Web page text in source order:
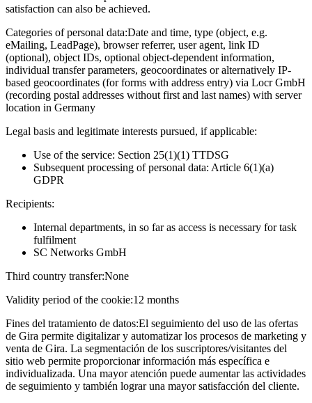
satisfaction can also be achieved.
Categories of personal data:Date and time, type (object, e.g.
eMailing, LeadPage), browser referrer, user agent, link ID
(optional), object IDs, optional object-dependent information,
individual transfer parameters, geocoordinates or alternatively IP-
based geocoordinates (for forms with address entry) via Locr GmbH
(recording postal addresses without first and last names) with server
location in Germany
Legal basis and legitimate interests pursued, if applicable:
Use of the service: Section 25(1)(1) TTDSG
Subsequent processing of personal data: Article 6(1)(a)
GDPR
Recipients:
Internal departments, in so far as access is necessary for task
fulfilment
SC Networks GmbH
Third country transfer:None
Validity period of the cookie:12 months
Fines del tratamiento de datos:El seguimiento del uso de las ofertas
de Gira permite digitalizar y automatizar los procesos de marketing y
venta de Gira. La segmentación de los suscriptores/visitantes del
sitio web permite proporcionar información más específica e
individualizada. Una mayor atención puede aumentar las actividades
de seguimiento y también lograr una mayor satisfacción del cliente.